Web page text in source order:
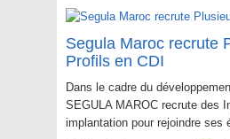
Segula Maroc recrute
Profils en CDI
Dans le cadre du
SEGULA MAROC recrute des
implantation pour rejoindre ses